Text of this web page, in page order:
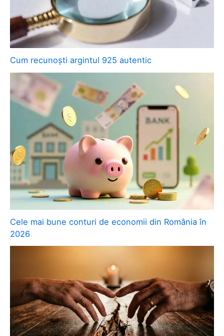
Cum recunoști argintul 925 autentic
Cele mai bune conturi de economii din România în
2026